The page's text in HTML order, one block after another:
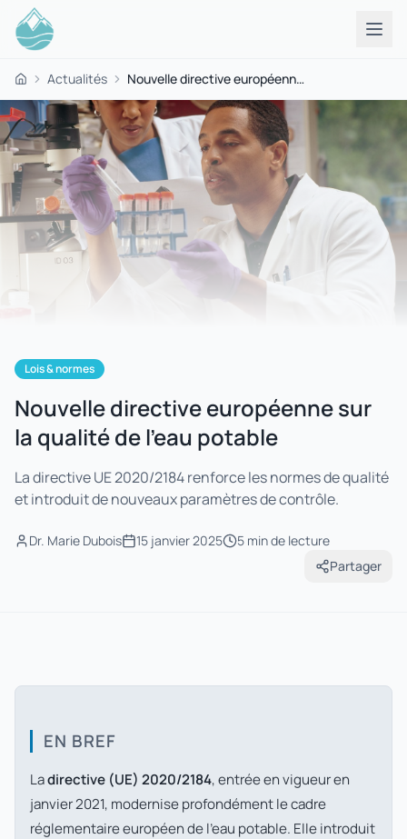
AccueilActualités Nouvelle directive européenne sur la qualité de l'eau potable
Lois & normes
Nouvelle directive européenne sur
la qualité de l'eau potable
La directive UE 2020/2184 renforce les normes de qualité
et introduit de nouveaux paramètres de contrôle.
Dr. Marie Dubois 15 janvier 2025 5 minde lecture
Partager
EN BREF
Ladirective (UE) 2020/2184, entrée en vigueur en
janvier 2021, modernise profondément le cadre
réglementaire européen de l'eau potable. Elle introduit